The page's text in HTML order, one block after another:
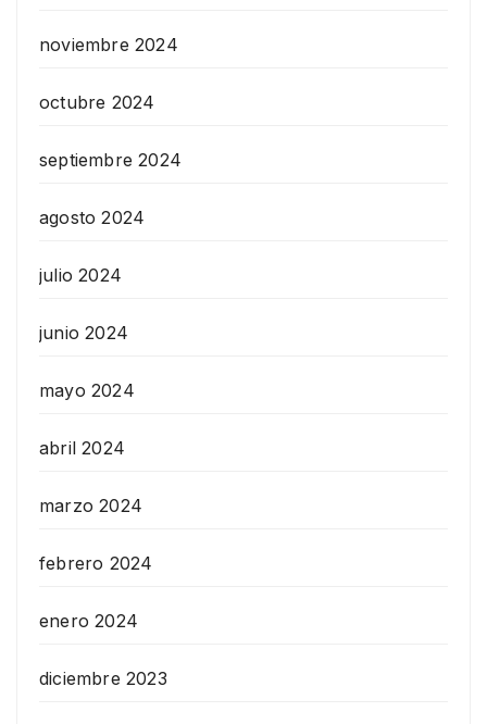
noviembre 2024
octubre 2024
septiembre 2024
agosto 2024
julio 2024
junio 2024
mayo 2024
abril 2024
marzo 2024
febrero 2024
enero 2024
diciembre 2023